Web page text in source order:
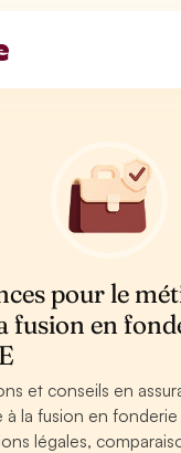
pour le
fusion en
et conseils en
la fusion en fonderie
légales,